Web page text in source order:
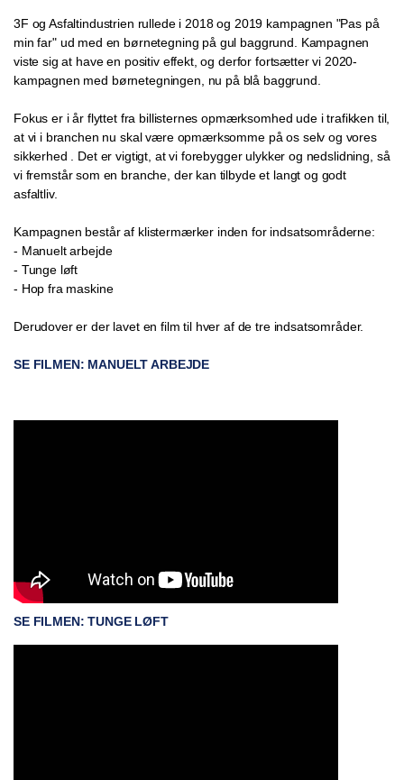
3F og Asfaltindustrien rullede i 2018 og 2019 kampagnen "Pas på
min far" ud med en børnetegning på gul baggrund. Kampagnen
viste sig at have en positiv effekt, og derfor fortsætter vi 2020-
kampagnen med børnetegningen, nu på blå baggrund.
Fokus er i år flyttet fra billisternes opmærksomhed ude i trafikken til,
at vi i branchen nu skal være opmærksomme på os selv og vores
sikkerhed . Det er vigtigt, at vi forebygger ulykker og nedslidning, så
vi fremstår som en branche, der kan tilbyde et langt og godt
asfaltliv.
Kampagnen består af klistermærker inden for indsatsområderne:
- Manuelt arbejde
- Tunge løft
- Hop fra maskine
Derudover er der lavet en film til hver af de tre indsatsområder.
SE FILMEN: MANUELT ARBEJDE
SE FILMEN: TUNGE LØFT